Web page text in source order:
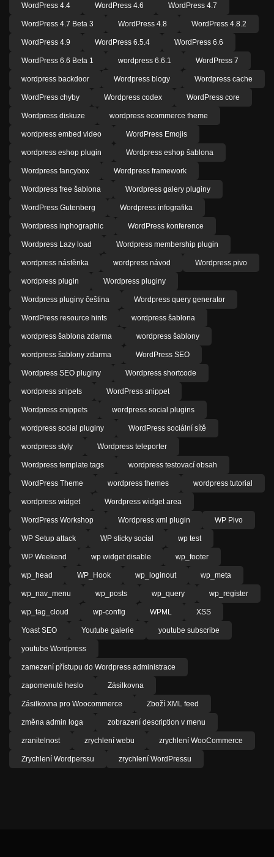
WordPress 4.4 WordPress 4.6 WordPress 4.7
WordPress 4.7 Beta 3 WordPress 4.8 WordPress 4.8.2
WordPress 4.9 WordPress 6.5.4 WordPress 6.6
WordPress 6.6 Beta 1 wordpress 6.6.1 WordPress 7
wordpress backdoor Wordpress blogy Wordpress cache
WordPress chyby Wordpress codex WordPress core
Wordpress diskuze wordpress ecommerce theme
wordpress embed video WordPress Emojis
wordpress eshop plugin Wordpress eshop šablona
Wordpress fancybox Wordpress framework
Wordpress free šablona Wordpress galery pluginy
WordPress Gutenberg Wordpress infografika
Wordpress inphographic WordPress konference
Wordpress Lazy load Wordpress membership plugin
wordpress nástěnka wordpress návod Wordpress pivo
wordpress plugin Wordpress pluginy
Wordpress pluginy čeština Wordpress query generator
WordPress resource hints wordpress šablona
wordpress šablona zdarma wordpress šablony
wordpress šablony zdarma WordPress SEO
Wordpress SEO pluginy Wordpress shortcode
wordpress snipets WordPress snippet
Wordpress snippets wordpress social plugins
wordpress social pluginy WordPress sociální sítě
wordpress styly Wordpress teleporter
Wordpress template tags wordpress testovací obsah
WordPress Theme wordpress themes wordpress tutorial
wordpress widget Wordpress widget area
WordPress Workshop Wordpress xml plugin WP Pivo
WP Setup attack WP sticky social wp test
WP Weekend wp widget disable wp_footer
wp_head WP_Hook wp_loginout wp_meta
wp_nav_menu wp_posts wp_query wp_register
wp_tag_cloud wp-config WPML XSS
Yoast SEO Youtube galerie youtube subscribe
youtube Wordpress
zamezení přístupu do Wordpress administrace
zapomenuté heslo Zásilkovna
Zásilkovna pro Woocommerce Zboží XML feed
změna admin loga zobrazení description v menu
zranitelnost zrychlení webu zrychlení WooCommerce
Zrychlení Wordperssu zrychlení WordPressu